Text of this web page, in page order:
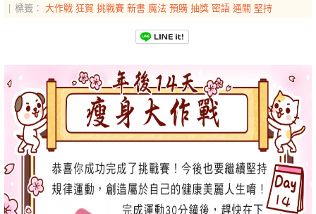
標籤： 大作戰 狂賀 挑戰賽 新書 魔法 預購 抽獎 密語 通關 堅持